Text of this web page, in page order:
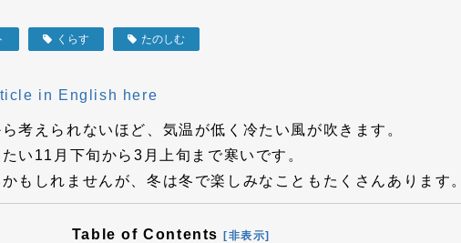
くらす たのしむ
in English here
考えられないほど、気温が低く冷たい風が吹きます。
い11月下旬から3月上旬まで寒いです。
もしれませんが、冬は冬で楽しみなこともたくさんあります。
Table of Contents [非表示]